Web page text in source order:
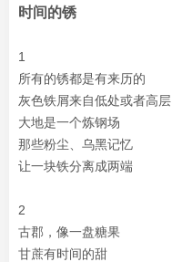
时间的锈
1
所有的锈都是有来历的
灰色铁屑来自低处或者高层
大地是一个炼钢场
那些粉尘、乌黑记忆
让一块铁分离成两端
2
古郡，像一盘糖果
甘蔗有时间的甜